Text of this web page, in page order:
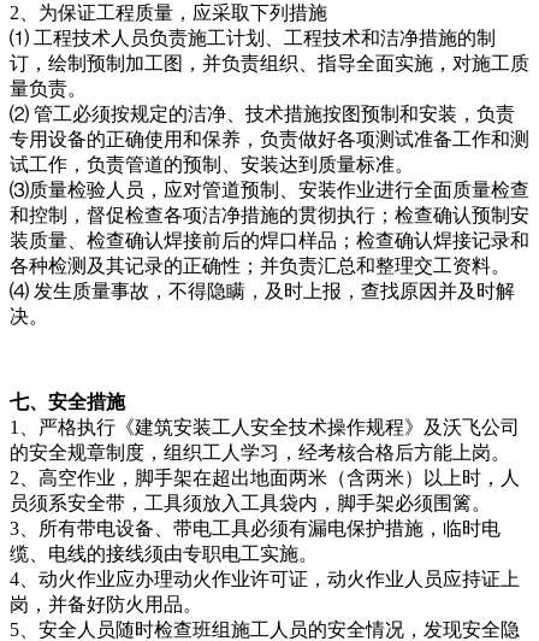
2、为保证工程质量，应采取下列措施
⑴ 工程技术人员负责施工计划、工程技术和洁净措施的制
订，绘制预制加工图，并负责组织、指导全面实施，对施工质
量负责。
⑵ 管工必须按规定的洁净、技术措施按图预制和安装，负责
专用设备的正确使用和保养，负责做好各项测试准备工作和测
试工作，负责管道的预制、安装达到质量标准。
⑶质量检验人员，应对管道预制、安装作业进行全面质量检查
和控制，督促检查各项洁净措施的贯彻执行；检查确认预制安
装质量、检查确认焊接前后的焊口样品；检查确认焊接记录和
各种检测及其记录的正确性；并负责汇总和整理交工资料。
⑷ 发生质量事故，不得隐瞒，及时上报，查找原因并及时解
决。
七、安全措施
1、严格执行《建筑安装工人安全技术操作规程》及沃飞公司
的安全规章制度，组织工人学习，经考核合格后方能上岗。
2、高空作业，脚手架在超出地面两米（含两米）以上时，人
员须系安全带，工具须放入工具袋内，脚手架必须围篱。
3、所有带电设备、带电工具必须有漏电保护措施，临时电
缆、电线的接线须由专职电工实施。
4、动火作业应办理动火作业许可证，动火作业人员应持证上
岗，并备好防火用品。
5、安全人员随时检查班组施工人员的安全情况，发现安全隐